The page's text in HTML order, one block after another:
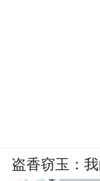
盗香窃玉：